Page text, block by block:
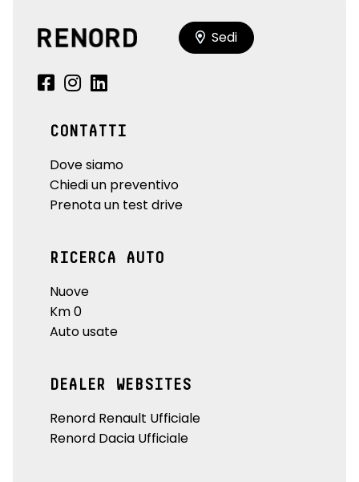
Sedi
CONTATTI
Dove siamo
Chiedi un preventivo
Prenota un test drive
RICERCA AUTO
Nuove
Km 0
Auto usate
DEALER WEBSITES
Renord Renault Ufficiale
Renord Dacia Ufficiale